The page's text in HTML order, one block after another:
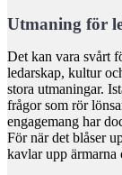
Utmaning för
Det kan vara svårt
ledarskap, kultur
stora utmaningar.
frågor som rör
engagemang har
För när det blåser
kavlar upp ärmarna